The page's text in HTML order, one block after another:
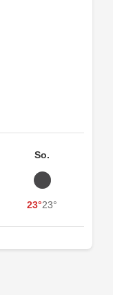
So.
23°23°